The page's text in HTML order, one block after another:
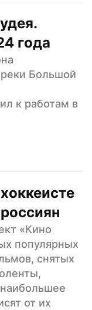
года
реки Большой
к работам в
«Кино
популярных
снятых
от их